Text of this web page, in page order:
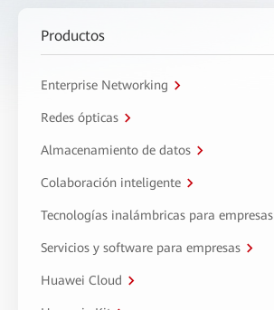
Productos
Enterprise Networking
Redes ópticas
Almacenamiento de datos
Colaboración inteligente
Tecnologías inalámbricas para empresas
Servicios y software para empresas
Huawei Cloud